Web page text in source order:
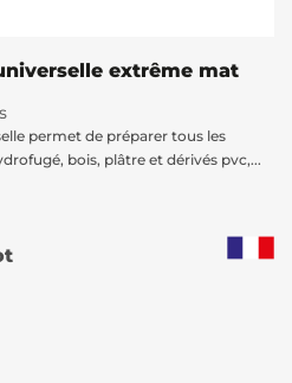
extrême mat
permet de préparer tous les
bois, plâtre et dérivés pvc,...